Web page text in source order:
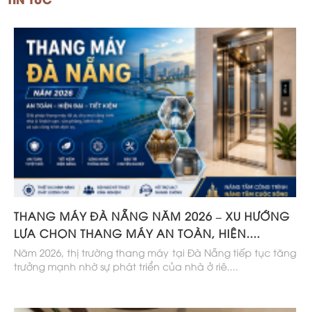
THANG MÁY ĐÀ NẴNG NĂM 2026 – XU HƯỚNG
LỰA CHỌN THANG MÁY AN TOÀN, HIỆN....
Năm 2026, thị trường thang máy tại Đà Nẵng tiếp tục tăng
trưởng mạnh nhờ sự phát triển của nhà ở riê....